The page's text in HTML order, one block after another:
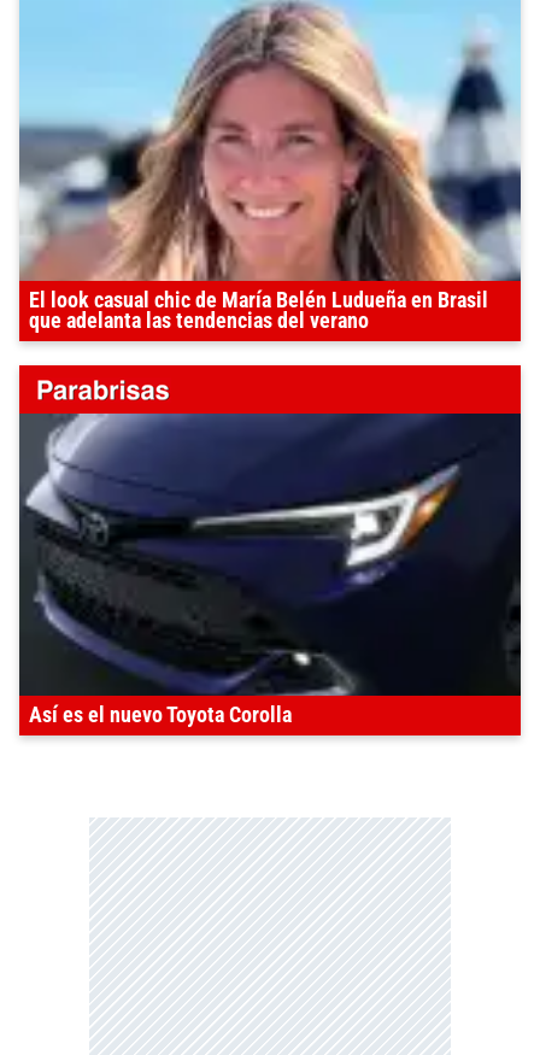
El look casual chic de María Belén Ludueña en Brasil
que adelanta las tendencias del verano
Así es el nuevo Toyota Corolla